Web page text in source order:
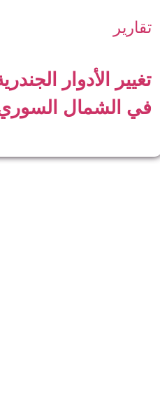
تقارير
تغيير الأدوار
في الشمال